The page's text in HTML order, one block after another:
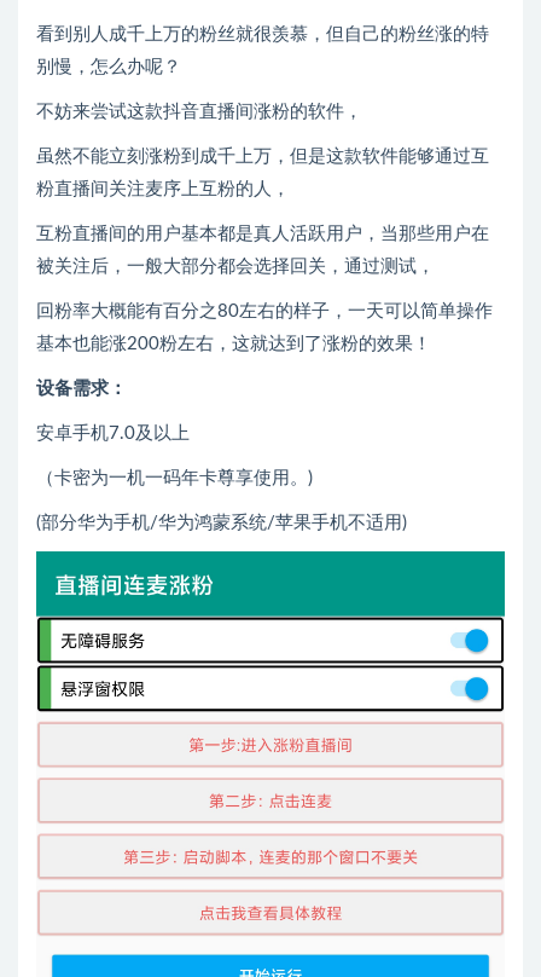
看到别人成千上万的粉丝就很羡慕，但自己的粉丝涨的特
别慢，怎么办呢？
不妨来尝试这款抖音直播间涨粉的软件，
虽然不能立刻涨粉到成千上万，但是这款软件能够通过互
粉直播间关注麦序上互粉的人，
互粉直播间的用户基本都是真人活跃用户，当那些用户在
被关注后，一般大部分都会选择回关，通过测试，
回粉率大概能有百分之80左右的样子，一天可以简单操作
基本也能涨200粉左右，这就达到了涨粉的效果！
设备需求：
安卓手机7.0及以上
（卡密为一机一码年卡尊享使用。)
(部分华为手机/华为鸿蒙系统/苹果手机不适用)